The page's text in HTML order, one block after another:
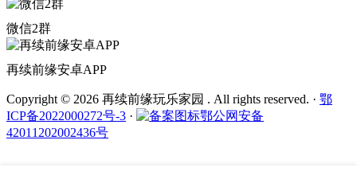
微信2群
再续前缘安卓APP
Copyright © 2026 再续前缘玩乐家园 . All rights reserved. · 鄂
ICP备2022000272号-3 ·
鄂公网安备
42011202002436号